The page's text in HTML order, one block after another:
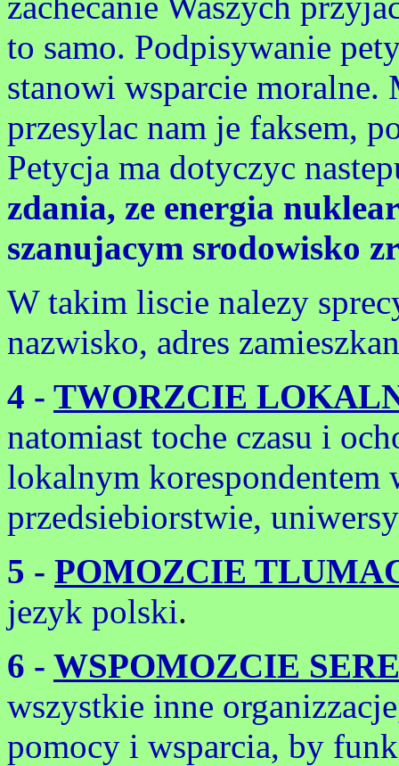
to samo. Podpisywanie
stanowi wsparcie
przesylac nam je faksem,
Petycja ma dotyczyc
zdania, ze energia
szanujacym srodowisko
W takim liscie nalezy
nazwisko, adres
4 - TWORZCIE
natomiast toche czasu i
lokalnym korespondentem
przedsiebiorstwie,
5 - POMOZCIE
jezyk polski.
6 - WSPOMOZCIE
wszystkie inne
pomocy i wsparcia, by